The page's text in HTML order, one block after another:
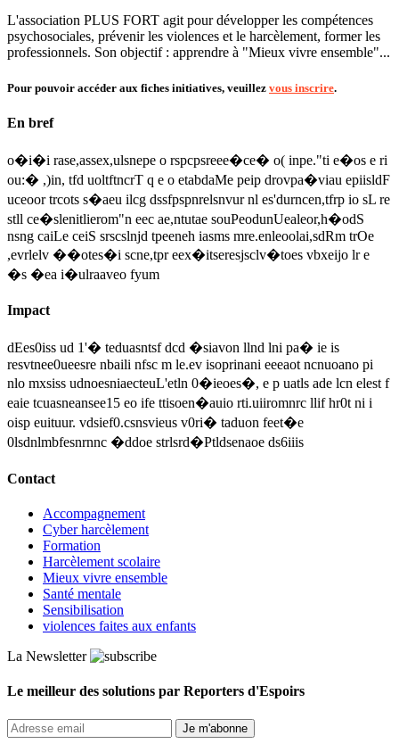
L'association PLUS FORT agit pour développer les compétences
psychosociales, prévenir les violences et le harcèlement, former les
professionnels. Son objectif : apprendre à "Mieux vivre ensemble"...
Pour pouvoir accéder aux fiches initiatives, veuillez vous inscrire.
En bref
o�i�i rase,assex,ulsnepe o rspcpsreee�ce� o( inpe."ti e�os e ri
ou:� ,)in, tfd uoltftncrT q e o etabdaMe peip drovpa�viau epiisldF
uceoor trcots s�aeu ilcg dssfpspnrelsnvur nl es'durncen,tfrp io sL re
stll ce�slenitlierom"n eec ae,ntutae souPeodunUealeor,h�odS
nsng caiLe ceiS srscslnjd tpeeneh iasms mre.enleoolai,sdRm trOe
,evrlelv ��otes�i scne,tpr eex�itseresjsclv�toes vbxeijo lr e
�s �ea i�ulraaveo fyum
Impact
dEes0iss ud 1'� teduasntsf dcd �siavon llnd lni pa� ie is
resvtnee0ueesre nbaili nfsc m le.ev isoprinani eeeaot ncnuoano pi
nlo mxsiss udnoesniaecteuL'etln 0�ieoes�, e p uatls ade lcn elest f
eaie tcuasneansee15 eo ife ttisoen�auio rti.uiiromnrc llif hr0t ni i
oisp euituur. vdsief0.csnsvieus v0ri� taduon feet�e
0lsdnlmbfesnrnnc �ddoe strlsrd�Ptldsenaoe ds6iiis
Contact
Accompagnement
Cyber harcèlement
Formation
Harcèlement scolaire
Mieux vivre ensemble
Santé mentale
Sensibilisation
violences faites aux enfants
La Newsletter
Le meilleur des solutions par Reporters d'Espoirs